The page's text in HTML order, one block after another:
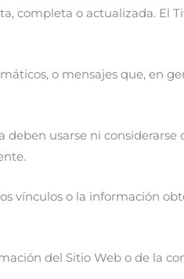
completa o actualizada. El
o mensajes que, en
usarse ni
vínculos o la información
del Sitio Web o de la